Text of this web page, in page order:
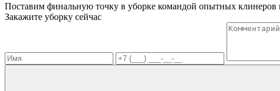
Поставим финальную точку в уборке командой опытных
Закажите уборку сейчас